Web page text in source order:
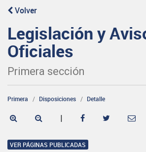
Volver
Legislación y
Oficiales
Primera sección
Primera Disposiciones Detalle
|
VER PÁGINAS PUBLICADAS